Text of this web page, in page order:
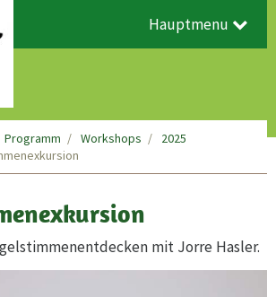
Hauptmenu
Programm Workshops
2025
mit Jorre Hasler.